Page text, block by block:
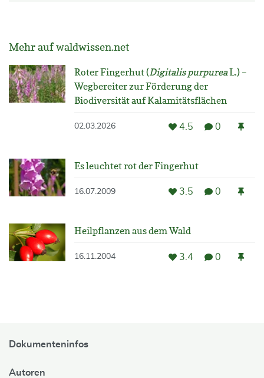
Mehr auf waldwissen.net
Roter Fingerhut (Digitalis purpureaL.) –
Wegbereiter zur Förderung der
Biodiversität auf Kalamitätsflächen
02.03.2026 4.5 0
Es leuchtet rot der Fingerhut
16.07.2009 3.5 0
Heilpflanzen aus dem Wald
16.11.2004 3.4 0
Dokumenteninfos
Autoren